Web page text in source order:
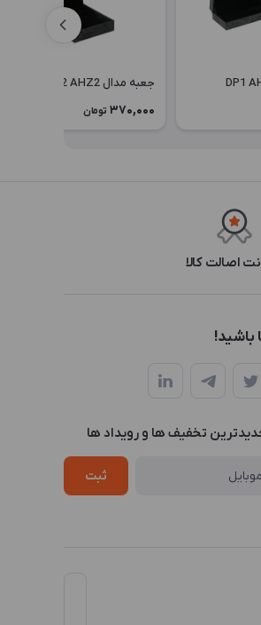
جعبه مدال MP2 AHZ2
370,000 تومان
اصالت کالا
باشید!
تخفیف ها و رویداد ها
ثبت